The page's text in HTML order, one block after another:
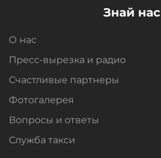
Знай нас
О нас
Пресс-вырезка и радио
Счастливые партнеры
Фотогалерея
Вопросы и oтветы
Служба такси